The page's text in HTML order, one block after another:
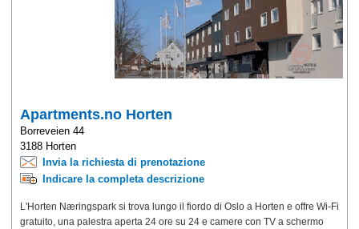
Apartments.no Horten
Borreveien 44
3188 Horten
Invia la richiesta di prenotazione
Indicare la completa descrizione
L'Horten Næringspark si trova lungo il fiordo di Oslo a Horten e offre Wi-Fi
gratuito, una palestra aperta 24 ore su 24 e camere con TV a schermo